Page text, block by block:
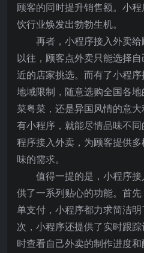
顾客的同时提升销售额。小
饮行业焕发出勃勃生机。
再者，小程序接入外卖给
以往，顾客点外卖只能选择
近的店家挑选。而有了小程
地域限制，随意选购全国各
菜粤菜，还是异国风情的意
有小程序，就能尽情品味不
程序接入外卖，为顾客提供
味的需求。
值得一提的是，小程序
供了一系列贴心的功能。首
单支付，小程序都力求简洁
次，小程序还提供了实时跟
时查看自己外卖的制作进度